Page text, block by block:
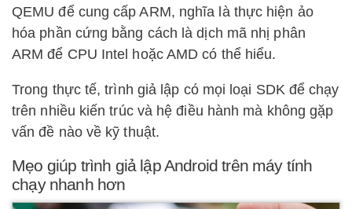
QEMU để cung cấp ARM, nghĩa là thực hiện ảo
hóa phần cứng bằng cách là dịch mã nhị phân
ARM để CPU Intel hoặc AMD có thể hiểu.
Trong thực tế, trình giả lập có mọi loại SDK để chạy
trên nhiều kiến trúc và hệ điều hành mà không gặp
vấn đề nào về kỹ thuật.
Mẹo giúp trình giả lập Android trên máy tính
chạy nhanh hơn